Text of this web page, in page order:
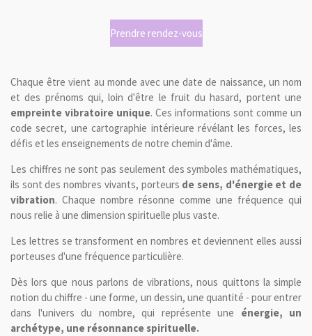
Prendre rendez-vous
Chaque être vient au monde avec une date de naissance, un nom
et des prénoms qui, loin d'être le fruit du hasard, portent une
empreinte vibratoire unique. Ces informations sont comme un
code secret, une cartographie intérieure révélant les forces, les
défis et les enseignements de notre chemin d'âme.
Les chiffres ne sont pas seulement des symboles mathématiques,
ils sont des nombres vivants, porteurs de sens, d'énergie et de
vibration. Chaque nombre résonne comme une fréquence qui
nous relie à une dimension spirituelle plus vaste.
Les lettres se transforment en nombres et deviennent elles aussi
porteuses d'une fréquence particulière.
Dès lors que nous parlons de vibrations, nous quittons la simple
notion du chiffre - une forme, un dessin, une quantité - pour entrer
dans l'univers du nombre, qui représente une énergie, un
archétype, une résonnance spirituelle.